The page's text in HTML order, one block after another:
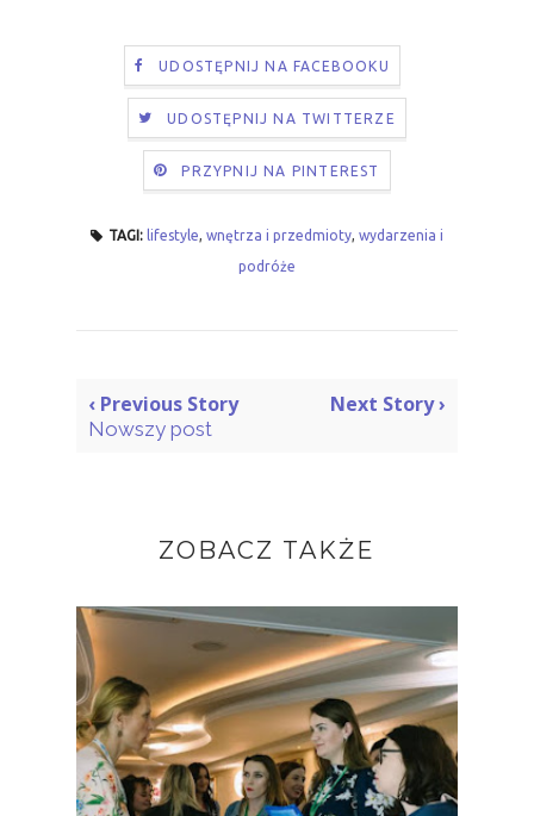
UDOSTĘPNIJ NA FACEBOOKU
UDOSTĘPNIJ NA TWITTERZE
PRZYPNIJ NA PINTEREST
TAGI: lifestyle, wnętrza i przedmioty, wydarzenia i
podróże
‹ Previous Story
Nowszy post
Next Story ›
ZOBACZ TAKŻE